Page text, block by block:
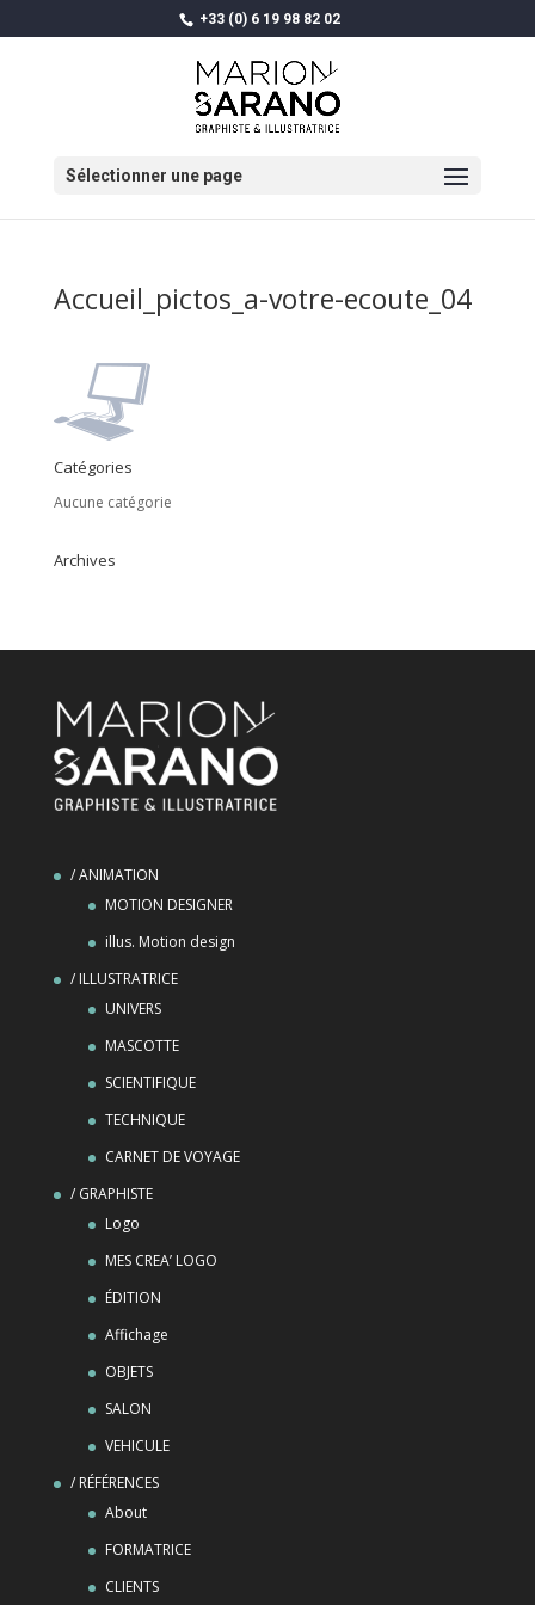
+33 (0) 6 19 98 82 02
Sélectionner une page
Accueil_pictos_a-votre-ecoute_04
Catégories
Aucune catégorie
Archives
/ ANIMATION
MOTION DESIGNER
illus. Motion design
/ ILLUSTRATRICE
UNIVERS
MASCOTTE
SCIENTIFIQUE
TECHNIQUE
CARNET DE VOYAGE
/ GRAPHISTE
Logo
MES CREA’ LOGO
ÉDITION
Affichage
OBJETS
SALON
VEHICULE
/ RÉFÉRENCES
About
FORMATRICE
CLIENTS